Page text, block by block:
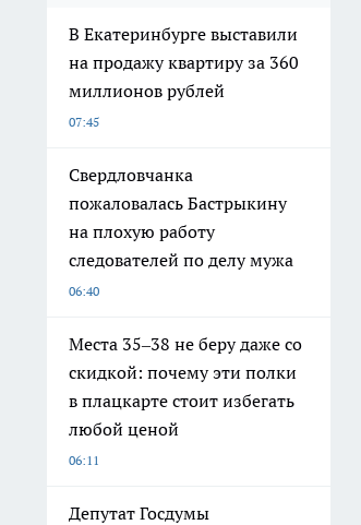
В Екатеринбурге выставили
на продажу квартиру за 360
миллионов рублей
07:45
Свердловчанка
пожаловалась Бастрыкину
на плохую работу
следователей по делу мужа
06:40
Места 35–38 не беру даже со
скидкой: почему эти полки
в плацкарте стоит избегать
любой ценой
06:11
Депутат Госдумы